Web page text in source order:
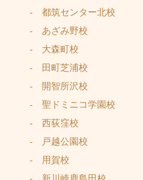
- 都筑センター北校
- あざみ野校
- 大森町校
- 田町芝浦校
- 開智所沢校
- 聖ドミニコ学園校
- 西荻窪校
- 戸越公園校
- 用賀校